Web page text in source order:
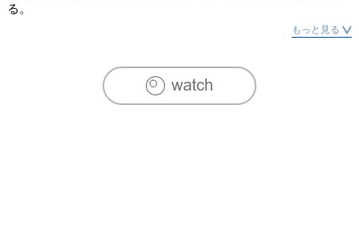
る。
もっと見る